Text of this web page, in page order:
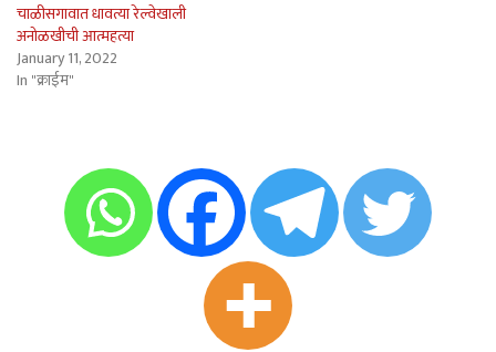
चाळीसगावात धावत्या रेल्वेखाली
अनोळखीची आत्महत्या
January 11, 2022
In "क्राईम"